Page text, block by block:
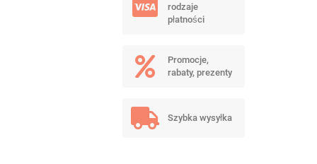
rodzaje
płatności
Promocje,
rabaty, prezenty
Szybka wysyłka